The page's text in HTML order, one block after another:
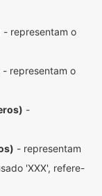
- representam o
- representam o
-
- representam
'XXX', refere-